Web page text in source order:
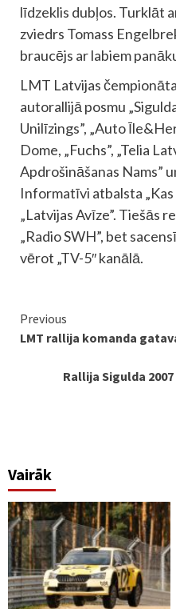
līdzeklis dubļos. Turklāt
zviedrs Tomass
braucējs ar labiem
LMT Latvijas
autorallijā posmu
Unilīzings”, „Auto
Dome, „Fuchs”, „Telia
Apdrošināšanas Nams”
Informatīvi atbalsta „Kas
„Latvijas Avīze”. Tiešās
„Radio SWH”, bet
vērot „TV-5″ kanālā.
Continue
Reading
Previous
LMT rallija komanda
Rallija Sigulda
Vairāk